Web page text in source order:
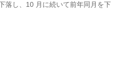
落し、10 月に続いて前年同月を下